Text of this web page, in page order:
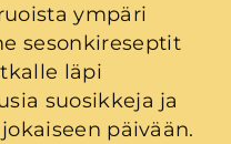
ympäri
sesonkireseptit
läpi
suosikkeja ja
päivään.